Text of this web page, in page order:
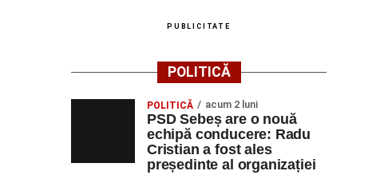
PUBLICITATE
POLITICĂ
POLITICĂ acum 2 luni
PSD Sebeș are o nouă
echipă conducere: Radu
Cristian a fost ales
președinte al organizației